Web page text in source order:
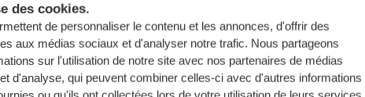
des cookies.
de personnaliser le contenu et les annonces, d'offrir des
aux médias sociaux et d'analyser notre trafic. Nous partageons
sur l'utilisation de notre site avec nos partenaires de médias
d'analyse, qui peuvent combiner celles-ci avec d'autres informations